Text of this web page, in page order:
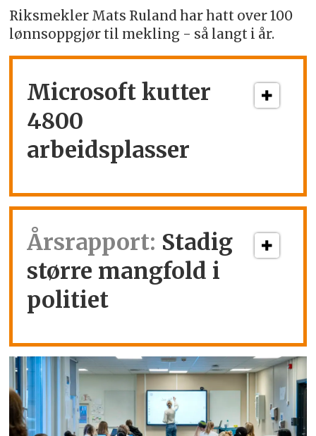
Riksmekler Mats Ruland har hatt over 100
lønnsoppgjør til mekling - så langt i år.
Microsoft kutter
4800
arbeidsplasser
Årsrapport: Stadig
større mangfold i
politiet